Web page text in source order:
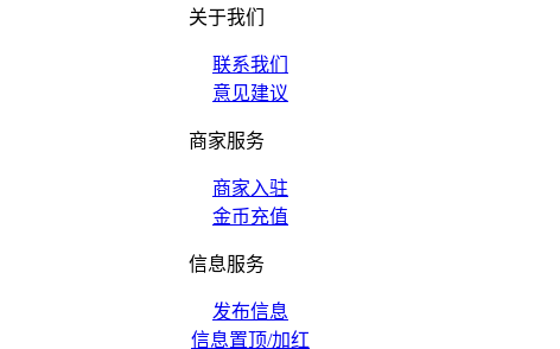
关于我们
联系我们
意见建议
商家服务
商家入驻
金币充值
信息服务
发布信息
信息置顶/加红